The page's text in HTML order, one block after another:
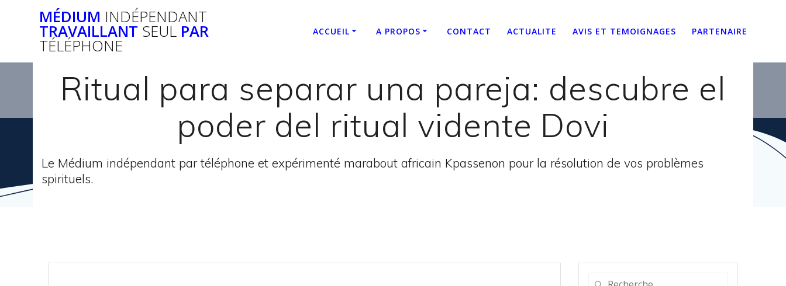
MÉDIUM INDÉPENDANT
TRAVAILLANT SEUL PAR
TÉLÉPHONE
ACCUEIL A PROPOS CONTACT ACTUALITE AVIS ET TEMOIGNAGES PARTENAIRE
Ritual para separar una pareja: descubre el
poder del ritual vidente Dovi
Le Médium indépendant par téléphone et expérimenté marabout africain Kpassenon pour la résolution de vos problèmes
spirituels.
Recherche